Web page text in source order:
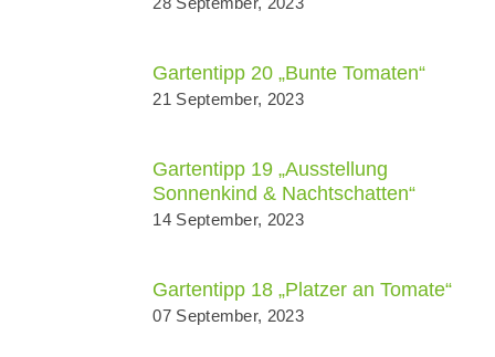
Gartentipp 20 „Bunte Tomaten“
21 September, 2023
Gartentipp 19 „Ausstellung
Sonnenkind & Nachtschatten“
14 September, 2023
Gartentipp 18 „Platzer an Tomate“
07 September, 2023